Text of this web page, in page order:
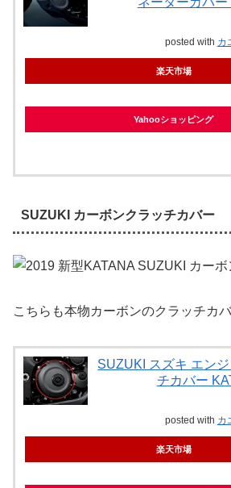
posted with カ
楽天市場
Yahooショッピング
SUZUKI カーボンクラッチカバー
こちらも本物カーボンのクラッチカバ
SUZUKI スズキ エン
チカバー
posted with カ
楽天市場